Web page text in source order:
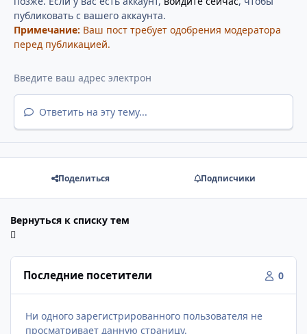
публиковать с вашего аккаунта.
Примечание: Ваш пост требует одобрения модератора
перед публикацией.
Ответить на эту тему...
Поделиться Подписчики
Вернуться к списку тем
Последние посетители 0
Ни одного зарегистрированного пользователя не
просматривает данную страницу.